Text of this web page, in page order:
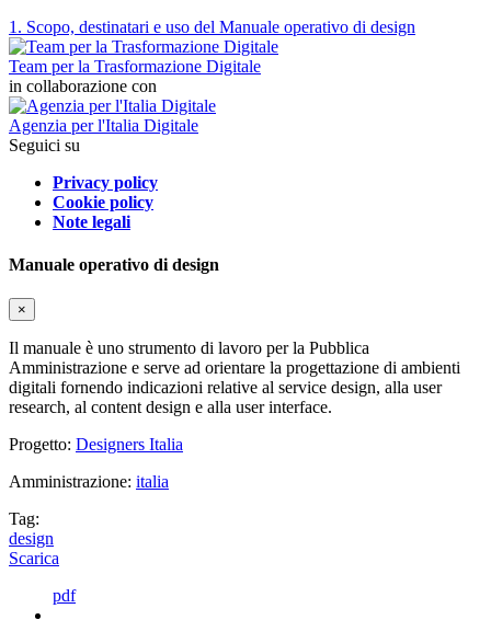
1. Scopo, destinatari e uso del Manuale operativo di design
Team per la Trasformazione Digitale
in collaborazione con
Agenzia per l'Italia Digitale
Seguici su
Privacy policy
Cookie policy
Note legali
Manuale operativo di design
×
Il manuale è uno strumento di lavoro per la Pubblica
Amministrazione e serve ad orientare la progettazione di ambienti
digitali fornendo indicazioni relative al service design, alla user
research, al content design e alla user interface.
Progetto: Designers Italia
Amministrazione: italia
Tag:
design
Scarica
pdf